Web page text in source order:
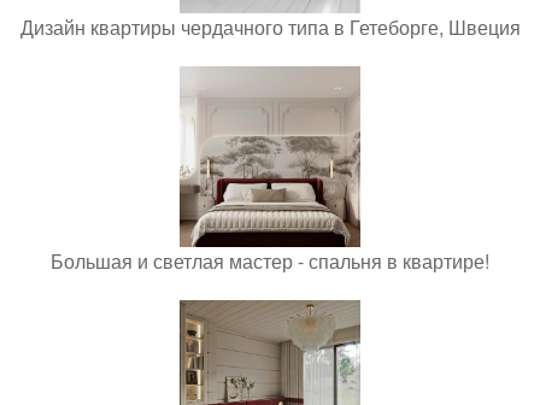
Дизайн квартиры чердачного типа в Гетеборге, Швеция
Большая и светлая мастер - спальня в квартире!